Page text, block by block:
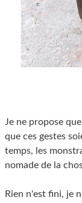
Je ne propose
que ces gestes
temps, les
nomade de la
Rien n'est fini, je